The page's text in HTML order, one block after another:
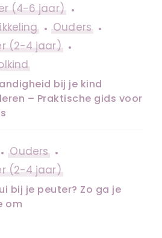
(4-6 jaar)
Ouders
(2-4 jaar)
bij je kind
– Praktische gids voor
Ouders
(2-4 jaar)
bij je peuter? Zo ga je
om